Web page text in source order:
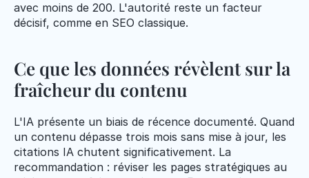
avec moins de 200. L'autorité reste un facteur
décisif, comme en SEO classique.
Ce que les données révèlent sur la
fraîcheur du contenu
L'IA présente un biais de récence documenté. Quand
un contenu dépasse trois mois sans mise à jour, les
citations IA chutent significativement. La
recommandation : réviser les pages stratégiques au